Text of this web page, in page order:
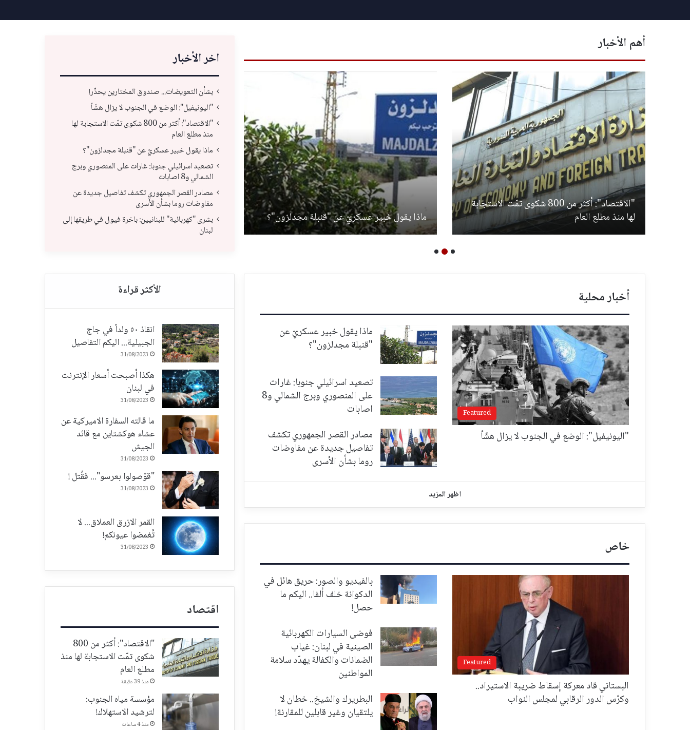
أهم الأخبار
"الاقتصاد": أكثر من 800 شكوى تمّت الاستجابة
لها منذ مطلع العام
ماذا يقول خبير عسكريّ عن "قنبلة مجدلزون"؟
تصعيد اسرائيلي جنوبا: غارات على المنصوري
وبرج الشمالي و8 اصابات
اخر الأخبار
بشأن التعويضات... صندوق المختارين يحذّر!
"اليونيفيل": الوضع في الجنوب لا يزال هشّاً
"الاقتصاد": أكثر من 800 شكوى تمّت الاستجابة لها
منذ مطلع العام
ماذا يقول خبير عسكريّ عن "قنبلة مجدلزون"؟
تصعيد اسرائيلي جنوبا: غارات على المنصوري وبرج
الشمالي و8 اصابات
مصادر القصر الجمهوري تكشف تفاصيل جديدة عن
مفاوضات روما بشأن الأسرى
بشرى "كهربائية" للبنانيين: باخرة فيول في طريقها إلى
لبنان
أخبار محلية
Featured
"اليونيفيل": الوضع في الجنوب لا يزال هشّاً
ماذا يقول خبير عسكريّ عن
"قنبلة مجدلزون"؟
تصعيد اسرائيلي جنوبا: غارات
على المنصوري وبرج الشمالي و8
اصابات
مصادر القصر الجمهوري تكشف
تفاصيل جديدة عن مفاوضات
روما بشأن الأسرى
اظهر المزيد
خاص
Featured
البستاني قاد معركة إسقاط ضريبة الاستيراد..
وكرّس الدور الرقابي لمجلس النواب
بالفيديو والصور: حريق هائل في
الدكوانة خلف ألفا.. اليكم ما
حصل!
فوضى السيارات الكهربائية
الصينية في لبنان: غياب
الضمانات والكفالة يهدّد سلامة
المواطنين
البطريرك والشيخ.. خطان لا
يلتقيان وغير قابلين للمقارنة!
انقاذ ٥٠ ولداً في جاج
الجبيلية... اليكم التفاصيل
31/08/2023
هكذا أصبحت أسعار الإنترنت
في لبنان
31/08/2023
ما قالته السفارة الاميركية عن
عشاء هوكشتاين مع قائد
الجيش
31/08/2023
"قوّصولوا بعرسو"... فقُتل !
31/08/2023
القمر الازرق العملاق... لا
تُغمضوا عيونكم!
31/08/2023
اقتصاد
"الاقتصاد": أكثر من 800
شكوى تمّت الاستجابة لها منذ
مطلع العام
منذ 39 دقيقة
مؤسسة مياه الجنوب:
لترشيد الاستهلاك!
منذ 4 ساعات